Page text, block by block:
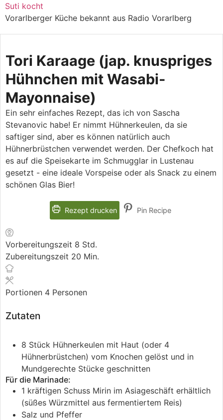
Zum
Inhalt
Suti kocht
Vorarlberger Küche bekannt aus Radio Vorarlberg
Tori Karaage (jap. knuspriges
Hühnchen mit Wasabi-
Mayonnaise)
Ein sehr einfaches Rezept, das ich von Sascha
Stevanovic habe! Er nimmt Hühnerkeulen, da sie
saftiger sind, aber es können natürlich auch
Hühnerbrüstchen verwendet werden. Der Chefkoch hat
es auf die Speisekarte im Schmugglar in Lustenau
gesetzt - eine ideale Vorspeise oder als Snack zu einem
schönen Glas Bier!
Rezept drucken Pin Recipe
Vorbereitungszeit 8 Stunden
Std.
Zubereitungszeit 20 Minuten
Min.
Portionen 4 Personen
Zutaten
8 Stück Hühnerkeulen mit Haut (oder 4
Hühnerbrüstchen) vom Knochen gelöst und in
Mundgerechte Stücke geschnitten
Für die Marinade:
1 kräftigen Schuss Mirin im Asiageschäft erhältlich
(süßes Würzmittel aus fermentiertem Reis)
Salz und Pfeffer